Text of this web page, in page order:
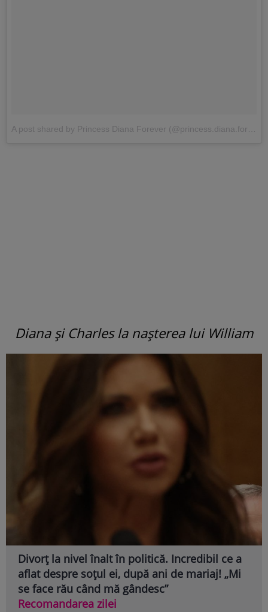
Diana și Charles la nașterea lui William
Divorț la nivel înalt în politică. Incredibil ce a
aflat despre soțul ei, după ani de mariaj! „Mi
se face rău când mă gândesc”
Recomandarea zilei